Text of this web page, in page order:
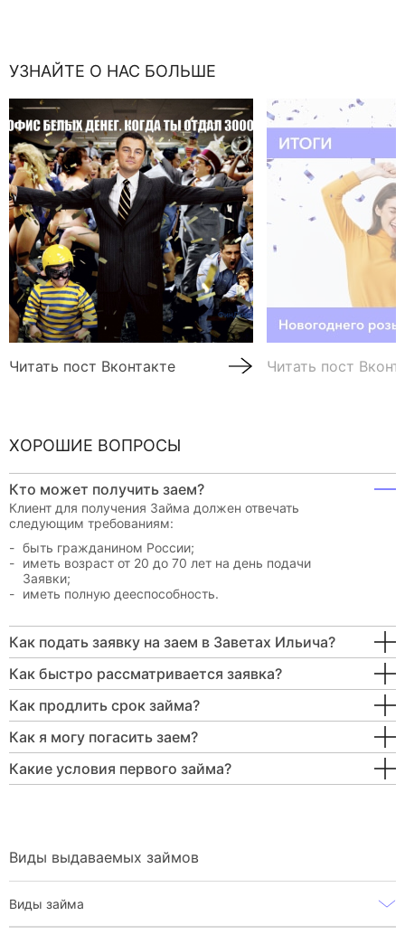
УЗНАЙТЕ О НАС БОЛЬШЕ
Читать пост Вконтакте Читать пост
ХОРОШИЕ ВОПРОСЫ
Кто может получить заем?
Клиент для получения Займа должен отвечать
следующим требованиям:
быть гражданином России;
иметь возраст от 20 до 70 лет на день подачи
Заявки;
иметь полную дееспособность.
Как подать заявку на заем в Заветах Ильича?
Как быстро рассматривается заявка?
Как продлить срок займа?
Как я могу погасить заем?
Какие условия первого займа?
Виды выдаваемых займов
Виды займа